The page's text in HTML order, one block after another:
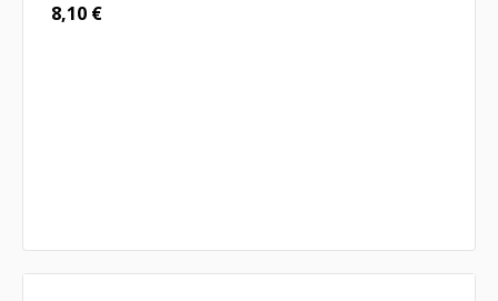
8,10 €